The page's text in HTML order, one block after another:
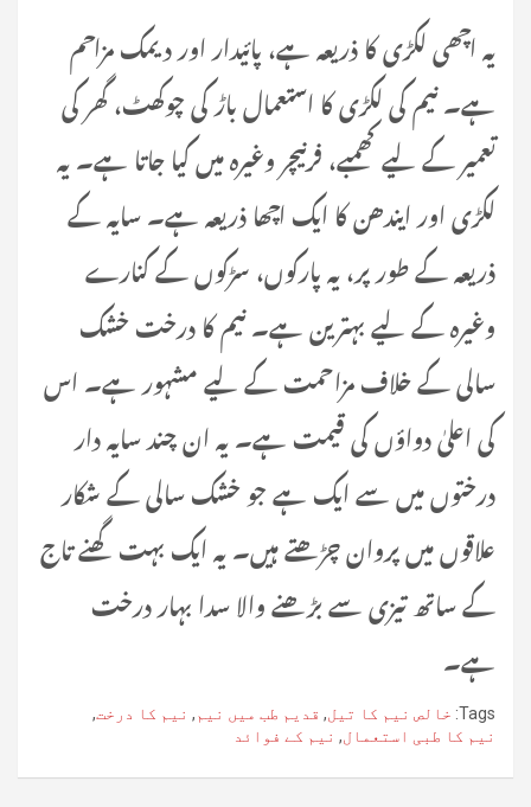
یہ اچھی لکڑی کا ذریعہ ہے، پائیدار اور دیمک مزاحم
ہے۔ نیم کی لکڑی کا استعمال باڑ کی چوکھٹ، گھر کی
تعمیر کے لیے کھمبے، فرنیچر وغیرہ میں کیا جاتا ہے۔ یہ
لکڑی اور ایندھن کا ایک اچھا ذریعہ ہے۔ سایہ کے
ذریعہ کے طور پر، یہ پارکوں، سڑکوں کے کنارے
وغیرہ کے لیے بہترین ہے۔ نیم کا درخت خشک
سالی کے خلاف مزاحمت کے لیے مشہور ہے۔ اس
کی اعلیٰ دواؤں کی قیمت ہے۔ یہ ان چند سایہ دار
درختوں میں سے ایک ہے جو خشک سالی کے شکار
علاقوں میں پروان چڑھتے ہیں۔ یہ ایک بہت گھنے تاج
کے ساتھ تیزی سے بڑھنے والا سدا بہار درخت
ہے۔
Tags: خالص نیم کا تیل, قدیم طب میں نیم, نیم کا درخت,
نیم کا طبی استعمال, نیم کے فوائد